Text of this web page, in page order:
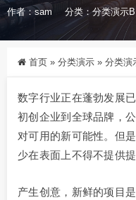
作者：sam 分类：分类演示B
首页 » 分类演示 » 分类演
数字行业正在蓬勃发展
初创企业到全球品牌，
对可用的新可能性。但
少在表面上不得不提供
产生创意，新鲜的项目